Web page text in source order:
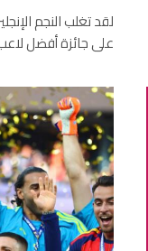
لقد تغلب النجم
على جائزة أفضل